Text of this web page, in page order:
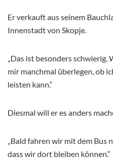
Er verkauft aus seinem
Innenstadt von Skopje.
„Das ist besonders schwierig.
mir manchmal überlegen, ob
leisten kann.“
Diesmal will er es anders
„Bald fahren wir mit dem Bus
dass wir dort bleiben können.“